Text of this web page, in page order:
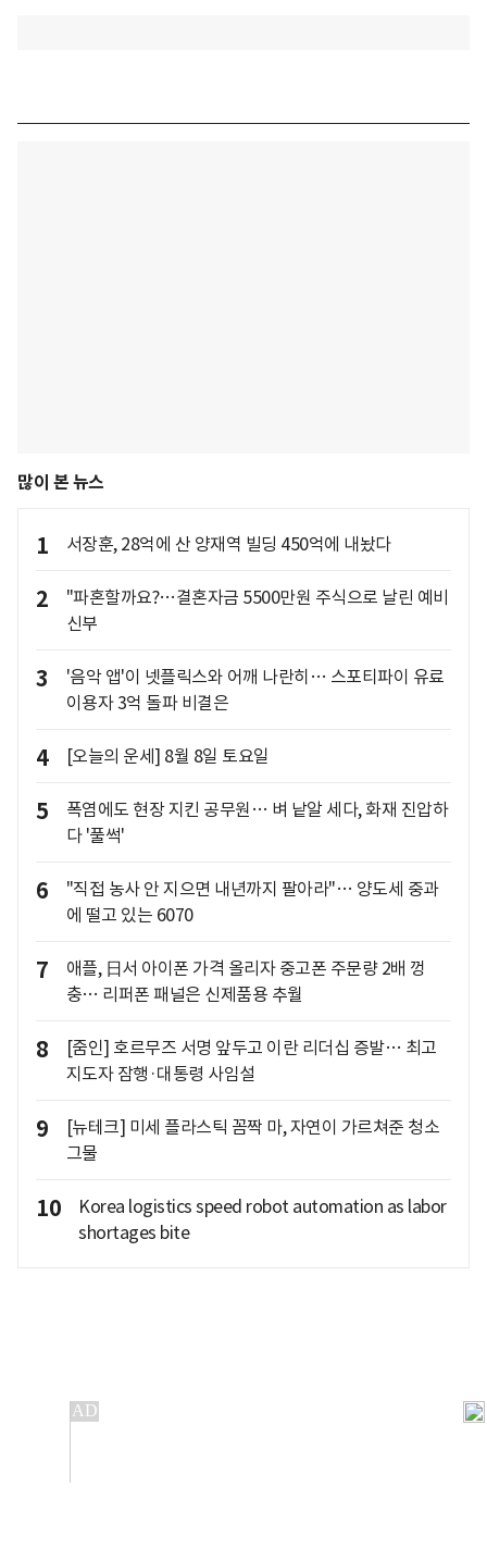
많이 본 뉴스
1 서장훈, 28억에 산 양재역 빌딩 450억에 내놨다
2
"파혼할까요?…결혼자금 5500만원 주식으로 날린 예비
신부
3
'음악 앱'이 넷플릭스와 어깨 나란히… 스포티파이 유료
이용자 3억 돌파 비결은
4 [오늘의 운세] 8월 8일 토요일
5
폭염에도 현장 지킨 공무원… 벼 낱알 세다, 화재 진압하
다 '풀썩'
6
"직접 농사 안 지으면 내년까지 팔아라"… 양도세 중과
에 떨고 있는 6070
7
애플, 日서 아이폰 가격 올리자 중고폰 주문량 2배 껑
충… 리퍼폰 패널은 신제품용 추월
8
[줌인] 호르무즈 서명 앞두고 이란 리더십 증발… 최고
지도자 잠행·대통령 사임설
9
[뉴테크] 미세 플라스틱 꼼짝 마, 자연이 가르쳐준 청소
그물
10
Korea logistics speed robot automation as labor
shortages bite